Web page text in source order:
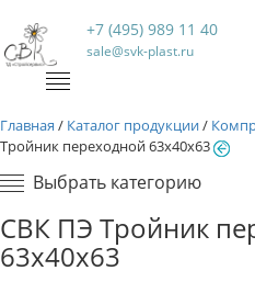
+7 (495) 989 11 40
sale@svk-plast.ru
Главная / Каталог продукции/
Тройник переходной 63х40х63
Выбрать категорию
СВК ПЭ Тройник
63х40х63